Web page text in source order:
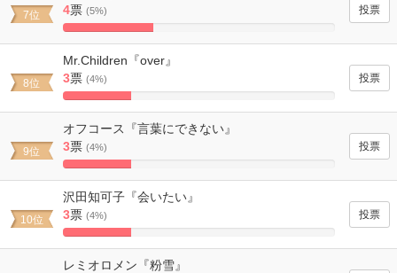
7位
4票 (5%)
33.333333333333%
8位
Mr.Children『over』
3票 (4%)
25%
9位
オフコース『言葉にできない』
3票 (4%)
25%
10位
沢田知可子『会いたい』
3票 (4%)
25%
レミオロメン『粉雪』